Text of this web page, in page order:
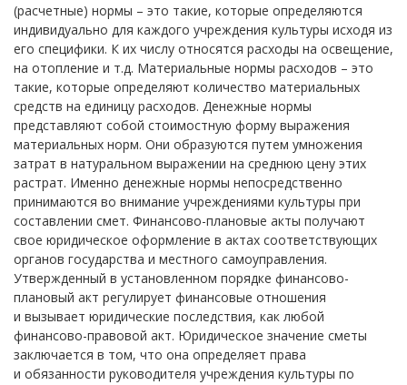
(расчетные) нормы – это такие, которые определяются
индивидуально для каждого учреждения культуры исходя из
его специфики. К их числу относятся расходы на освещение,
на отопление и т.д. Материальные нормы расходов – это
такие, которые определяют количество материальных
средств на единицу расходов. Денежные нормы
представляют собой стоимостную форму выражения
материальных норм. Они образуются путем умножения
затрат в натуральном выражении на среднюю цену этих
растрат. Именно денежные нормы непосредственно
принимаются во внимание учреждениями культуры при
составлении смет. Финансово-плановые акты получают
свое юридическое оформление в актах соответствующих
органов государства и местного самоуправления.
Утвержденный в установленном порядке финансово-
плановый акт регулирует финансовые отношения
и вызывает юридические последствия, как любой
финансово-правовой акт. Юридическое значение сметы
заключается в том, что она определяет права
и обязанности руководителя учреждения культуры по